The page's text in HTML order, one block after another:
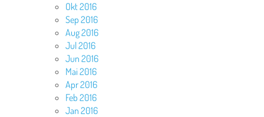
Okt 2016
Sep 2016
Aug 2016
Jul 2016
Jun 2016
Mai 2016
Apr 2016
Feb 2016
Jan 2016